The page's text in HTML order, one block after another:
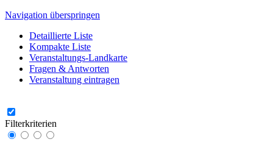
Navigation überspringen
Detaillierte Liste
Kompakte Liste
Veranstaltungs-Landkarte
Fragen & Antworten
Veranstaltung eintragen
Filterkriterien